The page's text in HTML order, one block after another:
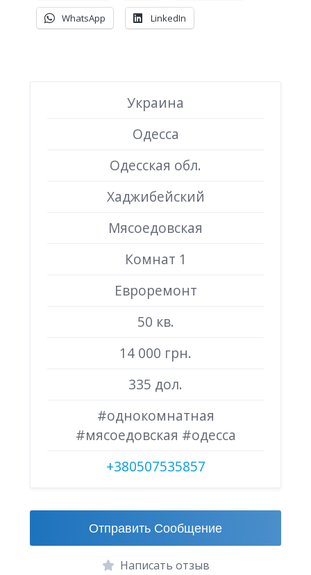
WhatsApp LinkedIn
Украина
Одесса
Одесская обл.
Хаджибейский
Мясоедовская
Комнат 1
Евроремонт
50 кв.
14 000 грн.
335 дол.
#однокомнатная
#мясоедовская #одесса
+380507535857
Отправить Сообщение
Написать отзыв